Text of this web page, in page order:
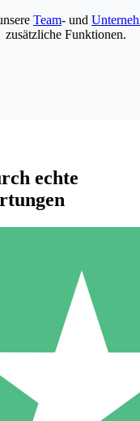
Credit-
Bedarf mit Download-
Verpflichtung
Team- und
zusätzliche Funktionen.
echte